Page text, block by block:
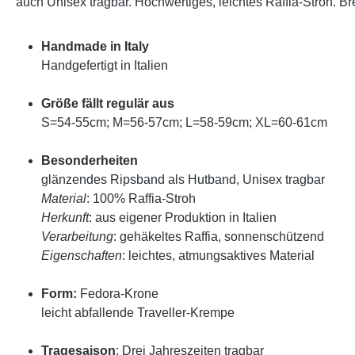
Handmade in Italy
Handgefertigt in Italien
Größe fällt regulär aus
S=54-55cm; M=56-57cm; L=58-59cm; XL=60-61cm
Besonderheiten
glänzendes Ripsband als Hutband, Unisex tragbar
Material: 100% Raffia-Stroh
Herkunft: aus eigener Produktion in Italien
Verarbeitung: gehäkeltes Raffia, sonnenschützend
Eigenschaften: leichtes, atmungsaktives Material
Form: Fedora-Krone
leicht abfallende Traveller-Krempe
Tragesaison: Drei Jahreszeiten tragbar